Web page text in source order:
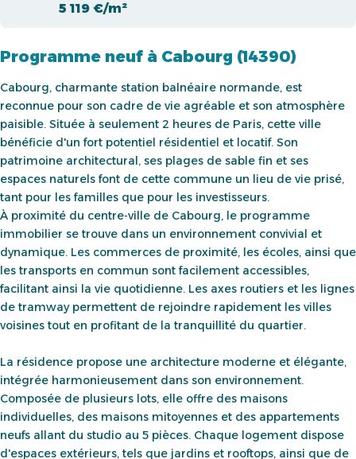
5 119 €/m²
Programme neuf à Cabourg (14390)
Cabourg, charmante station balnéaire normande, est
reconnue pour son cadre de vie agréable et son atmosphère
paisible. Située à seulement 2 heures de Paris, cette ville
bénéficie d'un fort potentiel résidentiel et locatif. Son
patrimoine architectural, ses plages de sable fin et ses
espaces naturels font de cette commune un lieu de vie prisé,
tant pour les familles que pour les investisseurs.
À proximité du centre-ville de Cabourg, le programme
immobilier se trouve dans un environnement convivial et
dynamique. Les commerces de proximité, les écoles, ainsi que
les transports en commun sont facilement accessibles,
facilitant ainsi la vie quotidienne. Les axes routiers et les lignes
de tramway permettent de rejoindre rapidement les villes
voisines tout en profitant de la tranquillité du quartier.
La résidence propose une architecture moderne et élégante,
intégrée harmonieusement dans son environnement.
Composée de plusieurs lots, elle offre des maisons
individuelles, des maisons mitoyennes et des appartements
neufs allant du studio au 5 pièces. Chaque logement dispose
d'espaces extérieurs, tels que jardins et rooftops, ainsi que de